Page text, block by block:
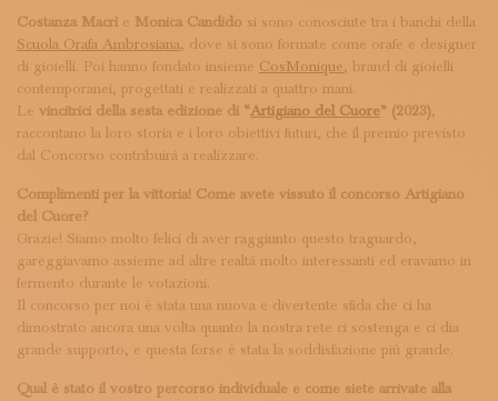
MAGAZINE
TUTTI I CONTENUTI
NEWS
INTERVISTE
ITINERARI
LOGIN
Costanza Macrì e Monica Candido si sono conosciute tra i banchi della
Scuola Orafa Ambrosiana, dove si sono formate come orafe e designer
di gioielli. Poi hanno fondato insieme CosMonique, brand di gioielli
contemporanei, progettati e realizzati a quattro mani.
Le vincitrici della sesta edizione di “Artigiano del Cuore” (2023),
raccontano la loro storia e i loro obiettivi futuri, che il premio previsto
dal Concorso contribuirà a realizzare.
Complimenti per la vittoria! Come avete vissuto il concorso Artigiano
del Cuore?
Grazie! Siamo molto felici di aver raggiunto questo traguardo,
gareggiavamo assieme ad altre realtà molto interessanti ed eravamo in
fermento durante le votazioni.
Il concorso per noi è stata una nuova e divertente sfida che ci ha
dimostrato ancora una volta quanto la nostra rete ci sostenga e ci dia
grande supporto, e questa forse è stata la soddisfazione più grande.
Qual è stato il vostro percorso individuale e come siete arrivate alla